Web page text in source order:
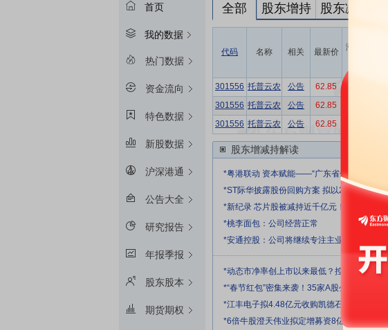
首页
我的数据
热门数据
资金流向
特色数据
新股数据
沪深港通
公告大全
研究报告
年报季报
股东股本
期货期权
全部 股东增持 股东减持
代码 名称 相关 最新价
涨跌幅
301556 托普云农 公告 62.85
301556 托普云农 公告 62.85
301556 托普云农 公告 62.85
股东增减持解读
*粤港联动 资本赋能——“广东省企业赴港交
*ST际华披露股份回购方案 拟以2亿元—4亿
*新纪录 芯片股被减持近千亿元！减持≠下跌
*桃李面包：公司经营正常
*安通控股：公司将继续专注主业，增强业务
*动态市净率创上市以来最低？控股股东长
*“春节红包”密集来袭！35家A股公司本周共
*江丰电子拟4.48亿元收购凯德石英15.64%
*6倍牛股澄天伟业拟定增募资8亿元加码热